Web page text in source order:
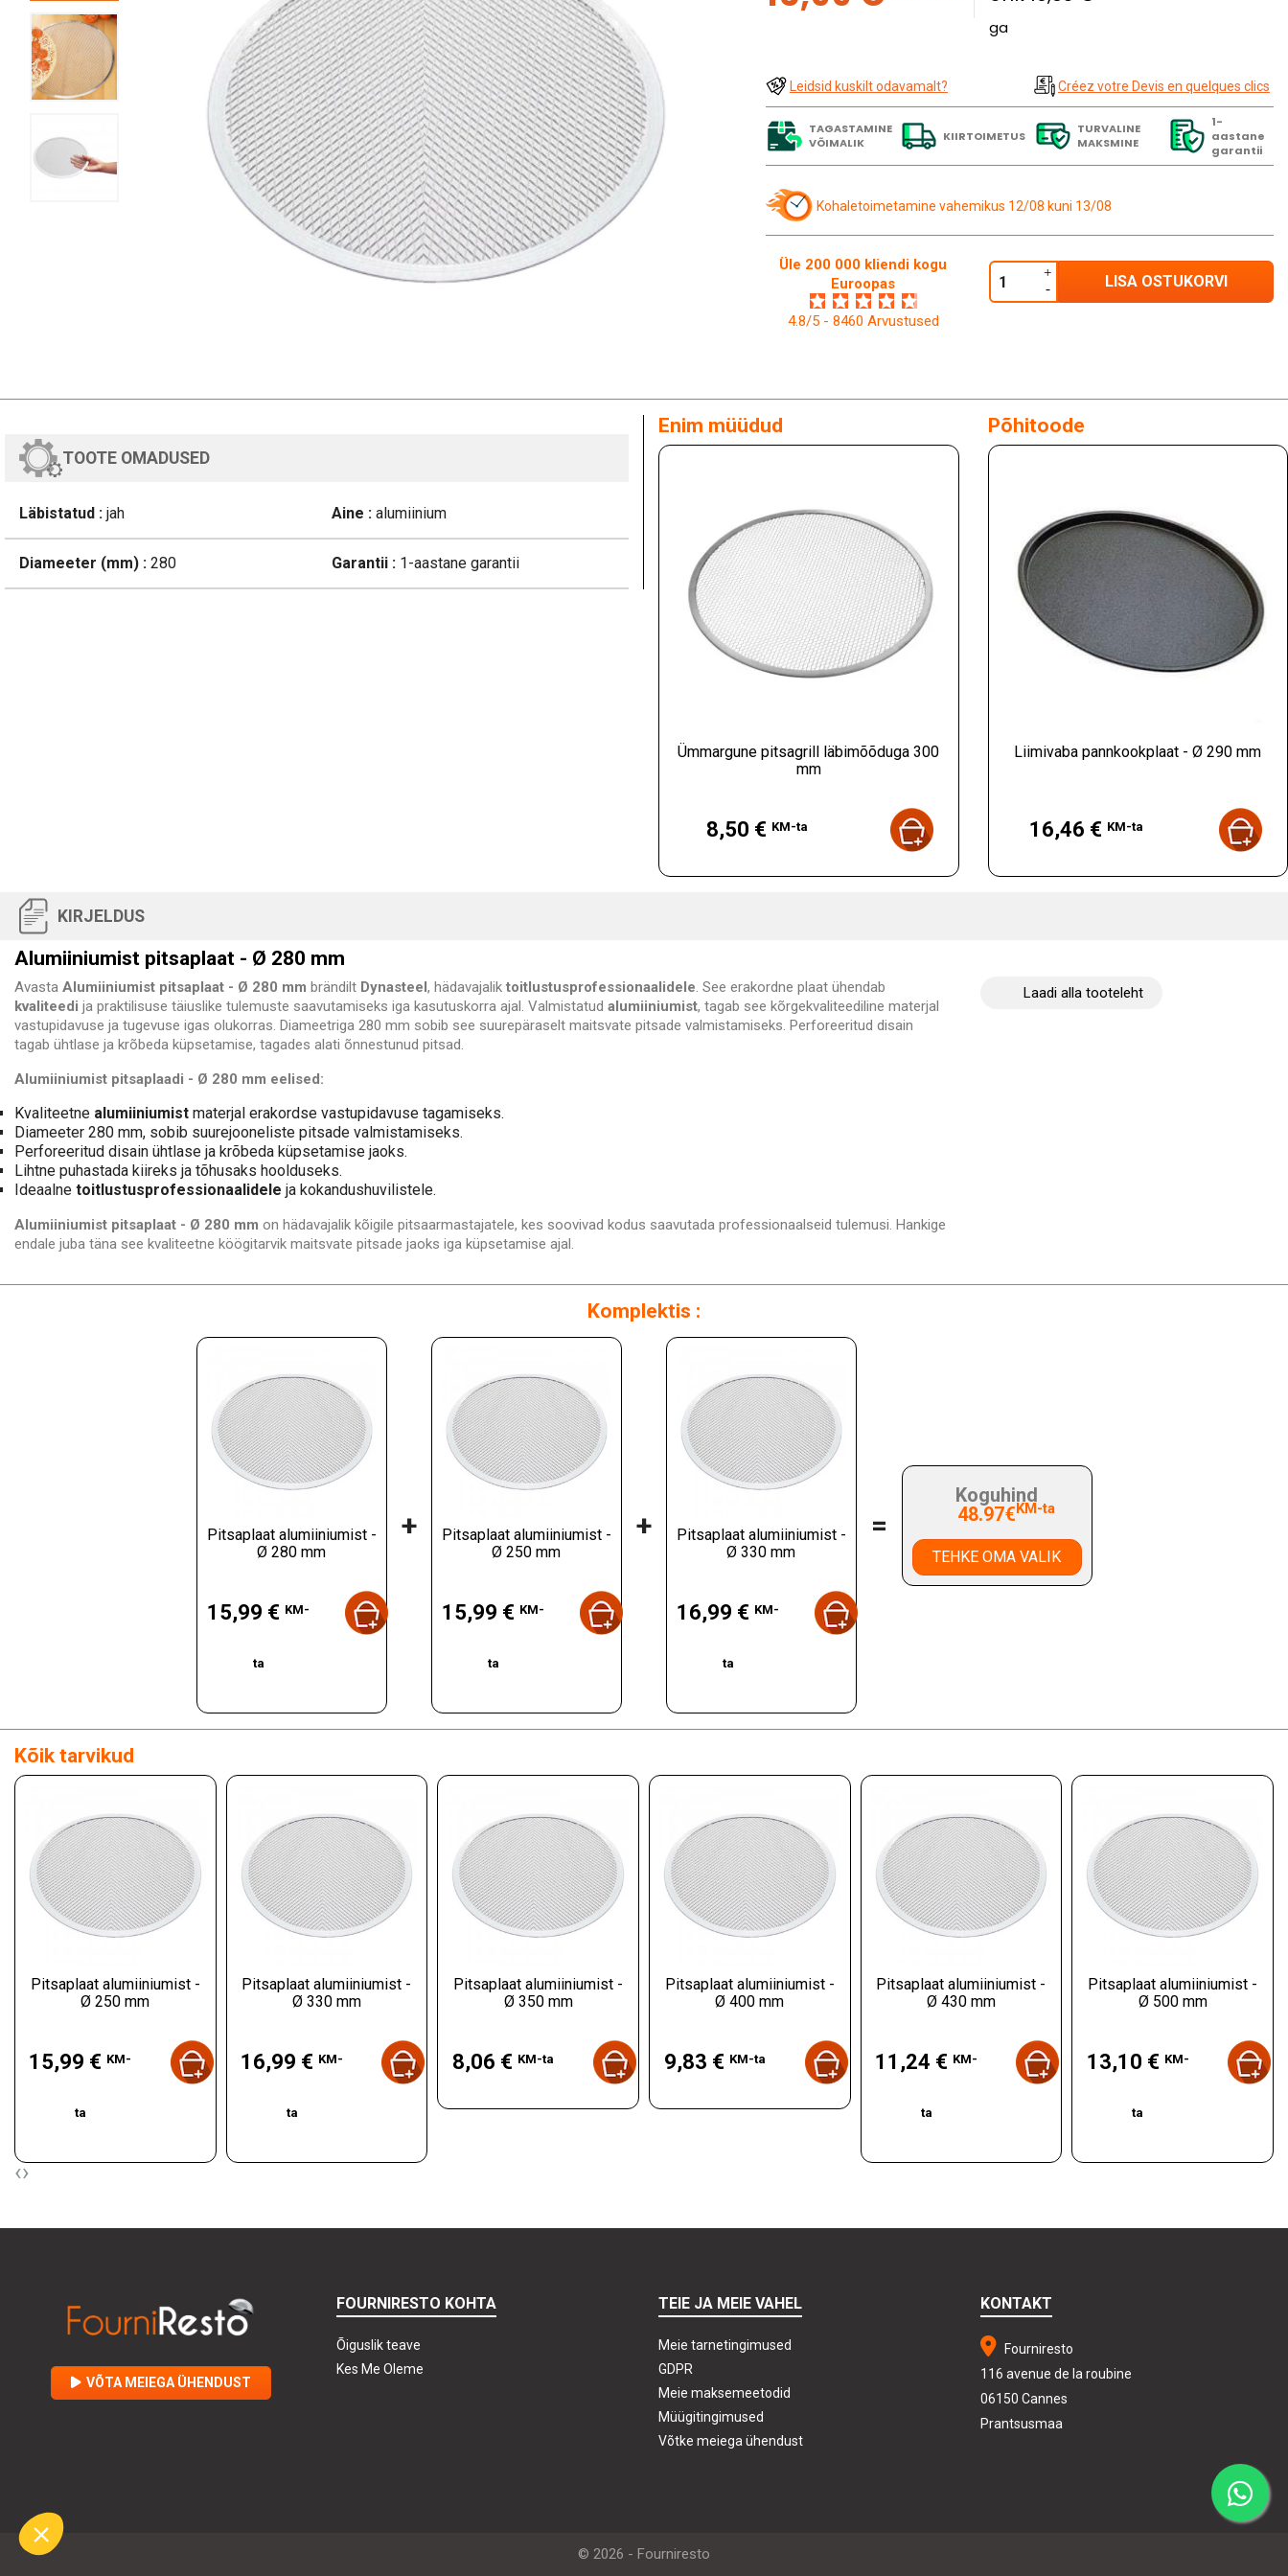
ga
Leidsid kuskilt odavamalt? Créez votre Devis en quelques clics
TAGASTAMINE
VÕIMALIK
KIIRTOIMETUS
TURVALINE
MAKSMINE
1-
aastane
garantii
Kohaletoimetamine vahemikus 12/08 kuni 13/08
Üle 200 000 kliendi kogu
Euroopas
4.8/5 - 8460 Arvustused
LISA OSTUKORVI
TOOTE OMADUSED
Läbistatud : jah Aine :alumiinium
Diameeter (mm) : 280 Garantii :1-aastane garantii
Enim müüdud
Ümmargune pitsagrill läbimõõduga 300
mm
8,50 € KM-ta
Põhitoode
Liimivaba pannkookplaat - Ø 290 mm
16,46 € KM-ta
KIRJELDUS
Alumiiniumist pitsaplaat - Ø 280 mm
Avasta Alumiiniumist pitsaplaat - Ø 280 mm brändilt Dynasteel, hädavajalik toitlustusprofessionaalidele. See erakordne plaat ühendab
kvaliteedi ja praktilisuse täiuslike tulemuste saavutamiseks iga kasutuskorra ajal. Valmistatud alumiiniumist, tagab see kõrgekvaliteediline materjal
vastupidavuse ja tugevuse igas olukorras. Diameetriga 280 mm sobib see suurepäraselt maitsvate pitsade valmistamiseks. Perforeeritud disain
tagab ühtlase ja krõbeda küpsetamise, tagades alati õnnestunud pitsad.
Alumiiniumist pitsaplaadi - Ø 280 mm eelised:
Kvaliteetne alumiiniumist materjal erakordse vastupidavuse tagamiseks.
Diameeter 280 mm, sobib suurejooneliste pitsade valmistamiseks.
Perforeeritud disain ühtlase ja krõbeda küpsetamise jaoks.
Lihtne puhastada kiireks ja tõhusaks hoolduseks.
Ideaalne toitlustusprofessionaalidele ja kokandushuvilistele.
Alumiiniumist pitsaplaat - Ø 280 mm on hädavajalik kõigile pitsaarmastajatele, kes soovivad kodus saavutada professionaalseid tulemusi. Hankige
endale juba täna see kvaliteetne köögitarvik maitsvate pitsade jaoks iga küpsetamise ajal.
Laadi alla tooteleht
Komplektis :
Pitsaplaat alumiiniumist -
Ø 280 mm
15,99 € KM-
ta
+
Pitsaplaat alumiiniumist -
Ø 250 mm
15,99 € KM-
ta
+
Pitsaplaat alumiiniumist -
Ø 330 mm
16,99 € KM-
ta
=
Koguhind
48.97€KM-ta
TEHKE OMA VALIK
Kõik tarvikud
Pitsaplaat alumiiniumist -
Ø 250 mm
15,99 € KM-
ta
Pitsaplaat alumiiniumist -
Ø 330 mm
16,99 € KM-
ta
Pitsaplaat alumiiniumist -
Ø 350 mm
8,06 € KM-ta
Pitsaplaat alumiiniumist -
Ø 400 mm
9,83 € KM-ta
Pitsaplaat alumiiniumist -
Ø 430 mm
11,24 € KM-
ta
Pitsaplaat alumiiniumist -
Ø 500 mm
13,10 € KM-
ta
‹›
VÕTA MEIEGA ÜHENDUST
FOURNIRESTO KOHTA
Õiguslik teave
Kes Me Oleme
TEIE JA MEIE VAHEL
Meie tarnetingimused
GDPR
Meie maksemeetodid
Müügitingimused
Võtke meiega ühendust
KONTAKT
Fourniresto
116 avenue de la roubine
06150 Cannes
Prantsusmaa
© 2026 - Fourniresto